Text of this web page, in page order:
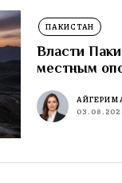
ПАКИСТАН
Власти
местным
АЙГЕРИМ